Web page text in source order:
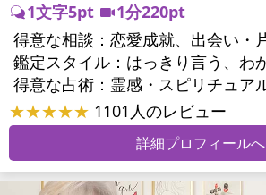
1文字5pt
1分220pt
得意な相談：
鑑定スタイル：
得意な占術：
★★★★★ 1101人のレビュー
詳細プロフィールへ